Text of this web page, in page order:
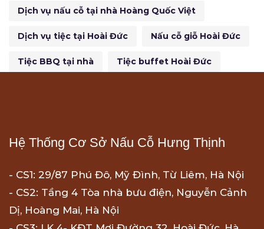
Dịch vụ nấu cỗ tại nhà Hoàng Quốc Việt
Dịch vụ tiệc tại Hoài Đức Nấu cỗ giỗ Hoài Đức
Tiệc BBQ tại nhà Tiệc buffet Hoài Đức
Hệ Thống Cơ Sở Nấu Cỗ Hưng Thịnh
- CS1: 29/87 Phú Đô, Mỹ Đình, Từ Liêm, Hà Nội
- CS2: Tầng 4 Tòa nhà bưu điện, Nguyễn Cảnh
Dị, Hoàng Mai, Hà Nội